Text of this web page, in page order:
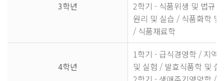
3학년
2학기 - 식품위생 및 법규
원리 및 실습 / 식품화학
/ 식품재료학
4학년
1학기 - 급식경영학 / 지역
및 실험 / 발효식품학 및